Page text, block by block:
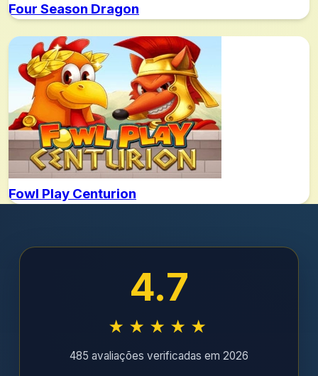
Four Season Dragon
Fowl Play Centurion
4.7
★★★★★
485 avaliações verificadas em 2026